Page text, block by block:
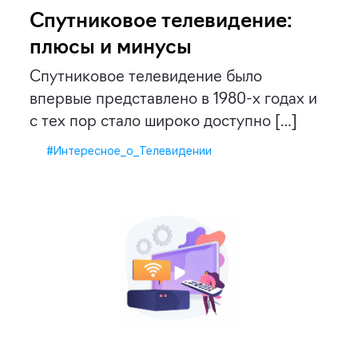
Спутниковое телевидение:
плюсы и минусы
Спутниковое телевидение было
впервые представлено в 1980-х годах и
с тех пор стало широко доступно […]
#Интересное_о_Телевидении